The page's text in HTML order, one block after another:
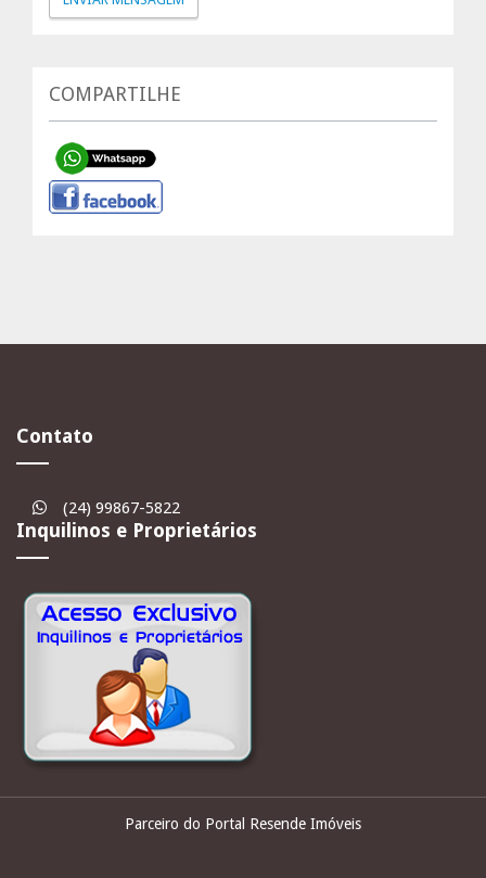
COMPARTILHE
Contato
(24) 99867-5822
Inquilinos e Proprietários
Parceiro do Portal Resende Imóveis